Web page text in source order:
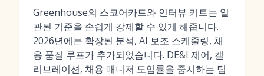
Greenhouse의 스코어카드와 인터뷰 키트는 일
관된 기준을 손쉽게 강제할 수 있게 해줍니다.
2026년에는 확장된 분석, AI 보조 스케줄링, 채
용 품질 루프가 추가되었습니다. DE&I 제어, 캘
리브레이션, 채용 매니저 도입률을 중시하는 팀